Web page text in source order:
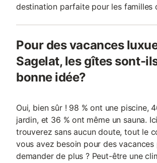
destination parfaite pour les familles
Pour des vacances
Sagelat, les gîtes sont-
bonne idée?
Oui, bien sûr ! 98 % ont une piscine,
jardin, et 36 % ont même un sauna.
trouverez sans aucun doute, tout le
vous avez besoin pour des vacances
demander de plus ? Peut-être une